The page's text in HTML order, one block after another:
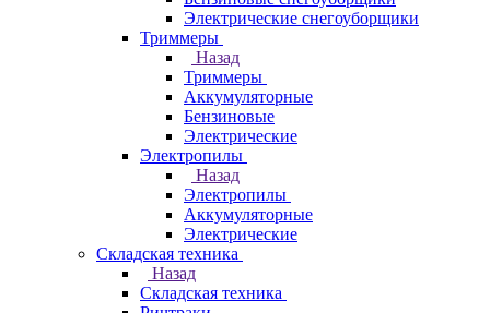
Электрические снегоуборщики
Триммеры
Назад
Триммеры
Аккумуляторные
Бензиновые
Электрические
Электропилы
Назад
Электропилы
Аккумуляторные
Электрические
Складская техника
Назад
Складская техника